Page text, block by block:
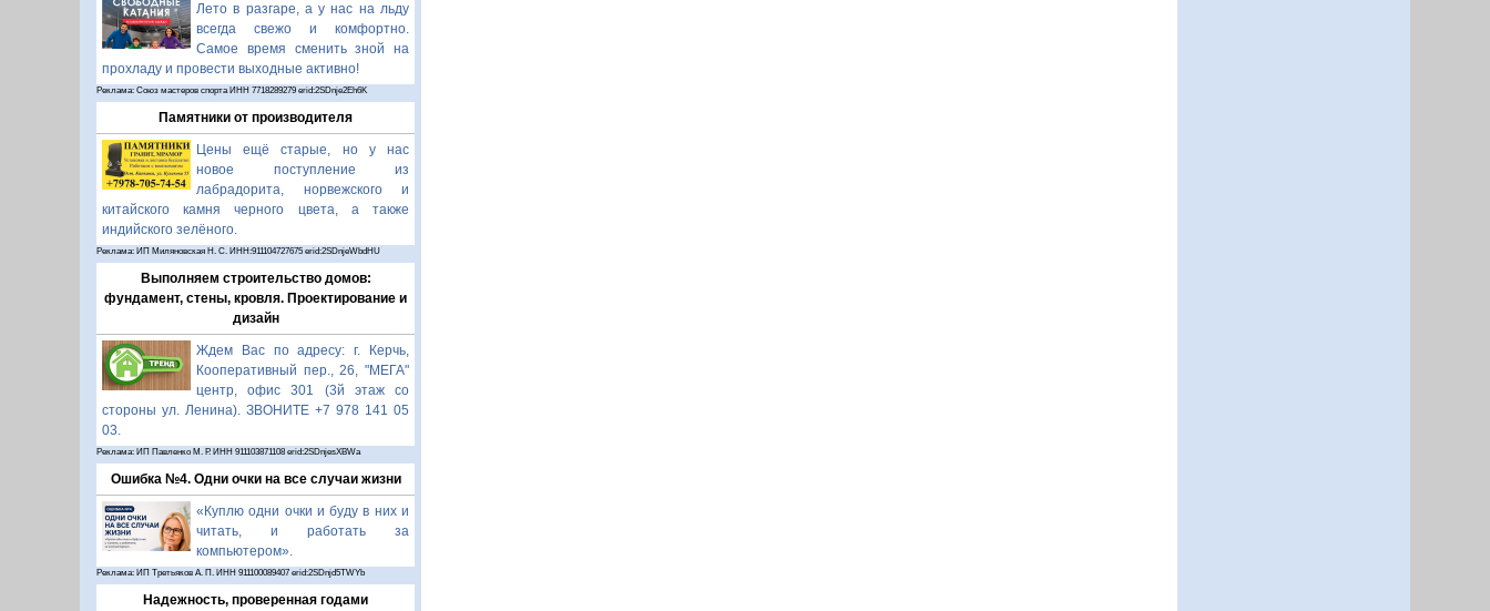
Лето в разгаре, а у нас на льду
всегда свежо и комфортно.
Самое время сменить зной на
прохладу и провести выходные активно!
Реклама: Союз мастеров спорта ИНН 7718289279 erid:2SDnje2Eh6K
Памятники от производителя
Цены ещё старые, но у нас
новое поступление из
лабрадорита, норвежского и
китайского камня черного цвета, а также
индийского зелёного.
Реклама: ИП Миляновская Н. С. ИНН:911104727675 erid:2SDnjeWbdHU
Выполняем строительство домов:
фундамент, стены, кровля. Проектирование и
дизайн
Ждем Вас по адресу: г. Керчь,
Кооперативный пер., 26, "МЕГА"
центр, офис 301 (3й этаж со
стороны ул. Ленина). ЗВОНИТЕ +7 978 141 05
03.
Реклама: ИП Павленко М. Р. ИНН 911103871108 erid:2SDnjesXBWa
Ошибка №4. Одни очки на все случаи жизни
«Куплю одни очки и буду в них и
читать, и работать за
компьютером».
Реклама: ИП Третьяков А. П. ИНН 911100089407 erid:2SDnjd5TWYb
Надежность, проверенная годами